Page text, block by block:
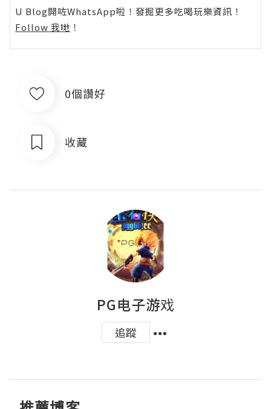
U Blog開咗WhatsApp啦！發掘更多吃喝玩樂資訊！
Follow 我哋 ！
0個讚好
收藏
PG电子游戏
追蹤